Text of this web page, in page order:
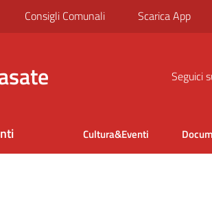
Consigli Comunali Scarica App
Seguici
Cultura&Eventi